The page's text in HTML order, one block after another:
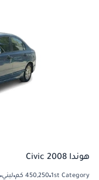
هوندا Civic 2008
1st Category 450,250 كم لبني